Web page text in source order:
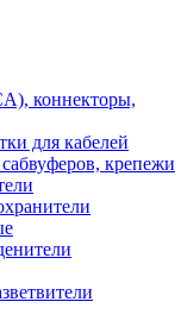
коннекторы,
для кабелей
крепежи